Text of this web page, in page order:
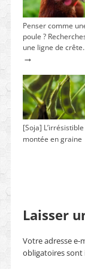
Penser comme
poule ?
une ligne de
→
[Soja] L’irrésistible
montée en graine
Laisser
Votre adresse e-
obligatoires sont